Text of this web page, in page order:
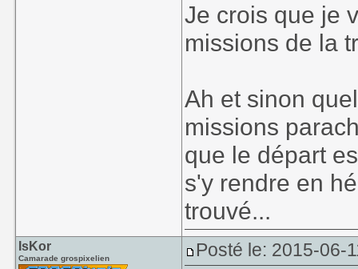
Je crois que je
missions de la
Ah et sinon
missions
que le départ
s'y rendre en
trouvé...
IsKor
Camarade grospixelien Posté le: 2015-06-